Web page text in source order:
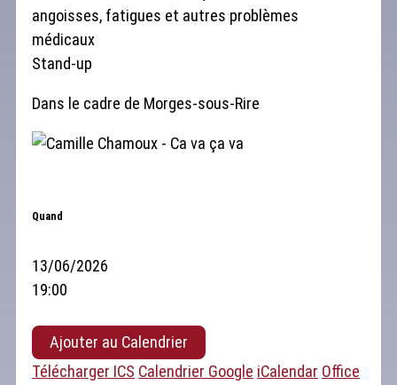
angoisses, fatigues et autres problèmes
médicaux
Stand-up
Dans le cadre de Morges-sous-Rire
Quand
13/06/2026
19:00
Ajouter au Calendrier
Télécharger ICS Calendrier Google iCalendar Office